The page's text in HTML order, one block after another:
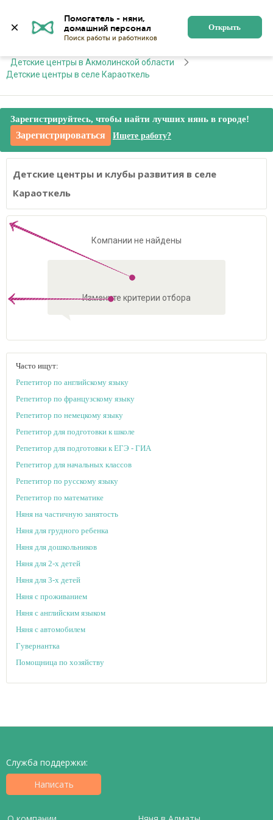
Помогатель - няни,
Поиск работы и работников
Открыть
Астана Регистрация
Детские центры в Акмолинской области
Детские центры в селе Караоткель
Зарегистрируйтесь, чтобы найти лучших нянь в городе!
Зарегистрироваться Ищете работу?
Детские центры и клубы развития в селе
Караоткель
Компании не найдены
Измените критерии отбора
Часто ищут:
Репетитор по английскому языку
Репетитор по французскому языку
Репетитор по немецкому языку
Репетитор для подготовки к школе
Репетитор для подготовки к ЕГЭ - ГИА
Репетитор для начальных классов
Репетитор по русскому языку
Репетитор по математике
Няня на частичную занятость
Няня для грудного ребенка
Няня для дошкольников
Няня для 2-х детей
Няня для 3-х детей
Няня с проживанием
Няня с английским языком
Няня с автомобилем
Гувернантка
Помощница по хозяйству
Служба поддержки:
Написать